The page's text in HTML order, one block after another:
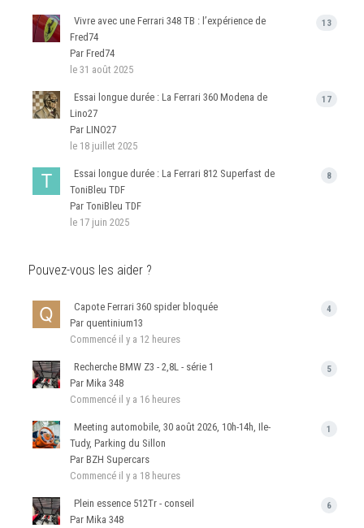
13
Vivre avec une Ferrari 348 TB : l’expérience de
Fred74
Par Fred74
le 31 août 2025
17
Essai longue durée : La Ferrari 360 Modena de
Lino27
Par LINO27
le 18 juillet 2025
8
Essai longue durée : La Ferrari 812 Superfast de
ToniBleu TDF
Par ToniBleu TDF
le 17 juin 2025
Pouvez-vous les aider ?
4
Capote Ferrari 360 spider bloquée
Par quentinium13
Commencé il y a 12 heures
5
Recherche BMW Z3 - 2,8L - série 1
Par Mika 348
Commencé il y a 16 heures
1
Meeting automobile, 30 août 2026, 10h-14h, Ile-
Tudy, Parking du Sillon
Par BZH Supercars
Commencé il y a 18 heures
6
Plein essence 512Tr - conseil
Par Mika 348